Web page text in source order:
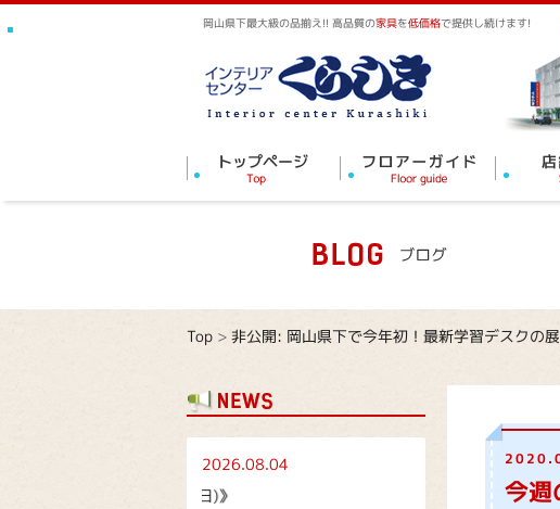
岡山県下最大級の品揃え!! 高品質の家具を低価格で提供し続けます!
Top > 非公開: 岡山県下で今年初！最新学習デスクの
今
2026.08.04
お盆限定スペシャル企画！【決算